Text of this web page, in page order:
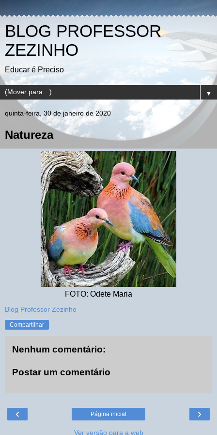
BLOG PROFESSOR
ZEZINHO
Educar é Preciso
▼
quinta-feira, 30 de janeiro de 2020
Natureza
FOTO: Odete Maria ‎
Blog Professor Zezinho
Compartilhar
Nenhum comentário:
Postar um comentário
‹ ›
Página inicial
Ver versão para a web